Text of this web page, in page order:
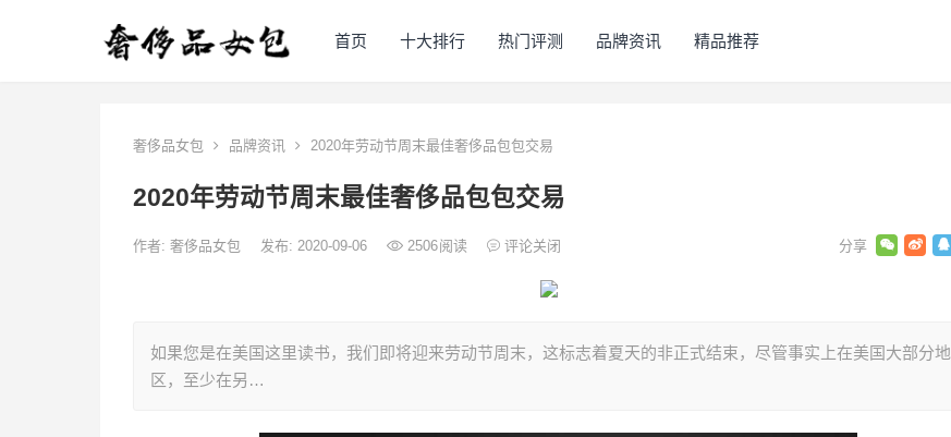
首页 十大排行 热门评测 品牌资讯 精品推荐
奢侈品女包 品牌资讯 2020年劳动节周末最佳奢侈品包包交易
2020年劳动节周末最佳奢侈品包包交易
作者: 奢侈品女包 发布: 2020-09-06 2506阅读 评论关闭
如果您是在美国这里读书，我们即将迎来劳动节周末，这标志着夏天的非正式结束，尽管事实上在美国大部分地
区，至少在另…